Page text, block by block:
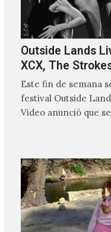
Outside Lands
XCX, The
Este fin de semana
festival Outside
Video anunció que